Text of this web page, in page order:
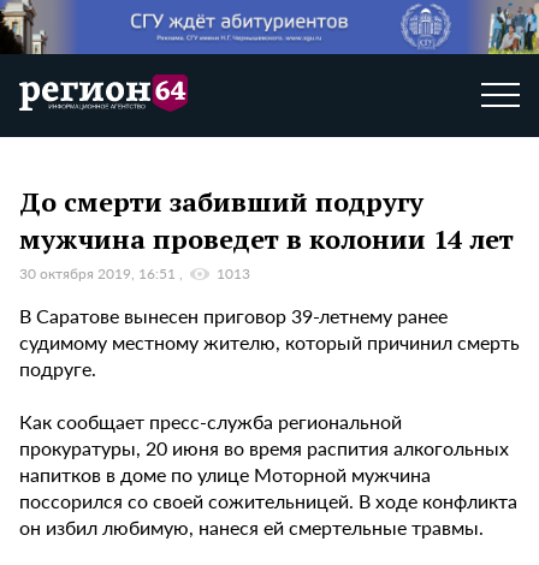
До смерти забивший подругу
мужчина проведет в колонии 14 лет
30 октября 2019, 16:51 1013
В Саратове вынесен приговор 39-летнему ранее
судимому местному жителю, который причинил смерть
подруге.
Как сообщает пресс-служба региональной
прокуратуры, 20 июня во время распития алкогольных
напитков в доме по улице Моторной мужчина
поссорился со своей сожительницей. В ходе конфликта
он избил любимую, нанеся ей смертельные травмы.